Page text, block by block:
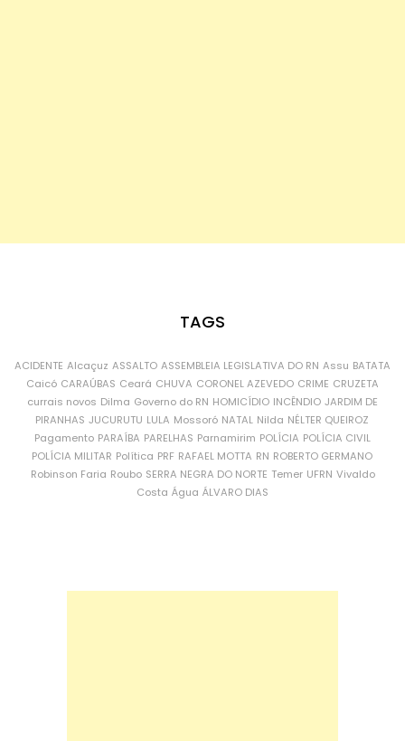
TAGS
ACIDENTE Alcaçuz ASSALTO ASSEMBLEIA LEGISLATIVA DO RN Assu BATATA
Caicó CARAÚBAS Ceará CHUVA CORONEL AZEVEDO CRIME CRUZETA
currais novos Dilma Governo do RN HOMICÍDIO INCÊNDIO JARDIM DE
PIRANHAS JUCURUTU LULA Mossoró NATAL Nilda NÉLTER QUEIROZ
Pagamento PARAÍBA PARELHAS Parnamirim POLÍCIA POLÍCIA CIVIL
POLÍCIA MILITAR Política PRF RAFAEL MOTTA RN ROBERTO GERMANO
Robinson Faria Roubo SERRA NEGRA DO NORTE Temer UFRN Vivaldo
Costa Água ÁLVARO DIAS